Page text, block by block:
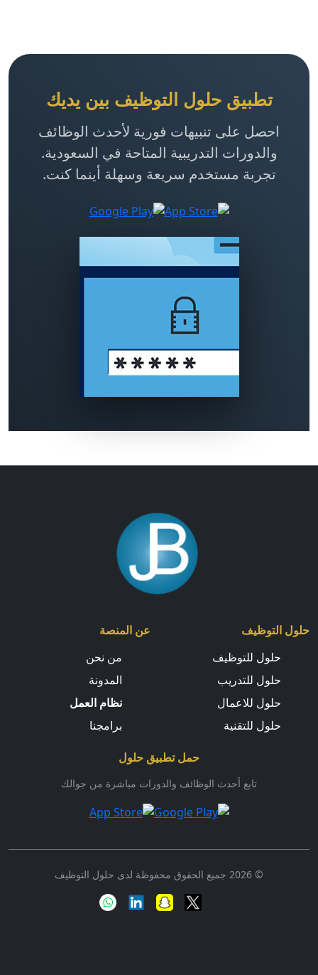
تطبيق حلول التوظيف بين يديك
احصل على تنبيهات فورية لأحدث الوظائف
والدورات التدريبية المتاحة في السعودية.
تجربة مستخدم سريعة وسهلة أينما كنت.
حلول التوظيف
حلول للتوظيف
حلول للتدريب
حلول للاعمال
حلول للتقنية
عن المنصة
من نحن
المدونة
نظام العمل
برامجنا
حمل تطبيق حلول
تابع أحدث الوظائف والدورات مباشرة من جوالك
© 2026 جميع الحقوق محفوظة لدى حلول التوظيف